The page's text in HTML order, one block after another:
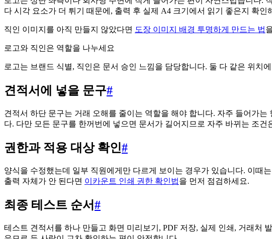
다 시각 요소가 더 튀기 때문에, 출력 후 실제 A4 크기에서 읽기 좋은지 확인
직인 이미지를 아직 만들지 않았다면 도장 이미지 배경 투명하게 만드는 법
로고와 직인은 역할을 나누세요
로고는 브랜드 식별, 직인은 문서 승인 느낌을 담당합니다. 둘 다 같은 위치
견적서에 넣을 문구#
견적서 하단 문구는 거래 오해를 줄이는 역할을 해야 합니다. 자주 들어가
다. 다만 모든 문구를 한꺼번에 넣으면 문서가 길어지므로 자주 바뀌는 조
권한과 적용 대상 확인#
양식을 수정했는데 일부 직원에게만 다르게 보이는 경우가 있습니다. 이때
출력 자체가 안 된다면 이카운트 인쇄 권한 확인법을 먼저 점검하세요.
최종 테스트 순서#
테스트 견적서를 하나 만들고 화면 미리보기, PDF 저장, 실제 인쇄, 거래처